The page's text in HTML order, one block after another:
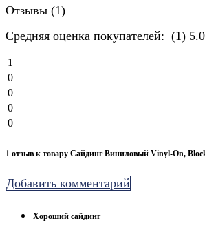
Отзывы (1)
Средняя оценка покупателей: (1)
1
0
0
0
0
1 отзыв к товару Сайдинг Виниловый Vinyl-On,
Добавить комментарий
Хороший сайдинг